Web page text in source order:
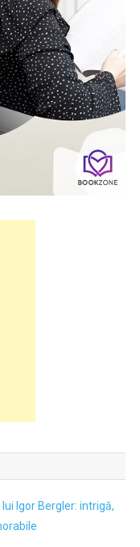
Igor Bergler: intrigă,